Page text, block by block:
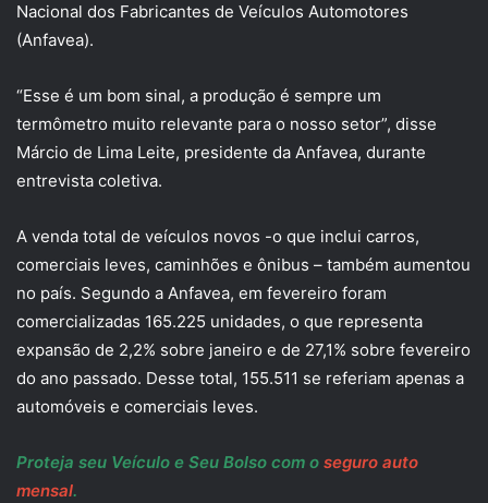
Nacional dos Fabricantes de Veículos Automotores
(Anfavea).
“Esse é um bom sinal, a produção é sempre um
termômetro muito relevante para o nosso setor”, disse
Márcio de Lima Leite, presidente da Anfavea, durante
entrevista coletiva.
A venda total de veículos novos -o que inclui carros,
comerciais leves, caminhões e ônibus – também aumentou
no país. Segundo a Anfavea, em fevereiro foram
comercializadas 165.225 unidades, o que representa
expansão de 2,2% sobre janeiro e de 27,1% sobre fevereiro
do ano passado. Desse total, 155.511 se referiam apenas a
automóveis e comerciais leves.
Proteja seu Veículo e Seu Bolso com o seguro auto
mensal.